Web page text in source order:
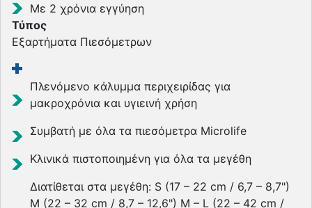
Με 2 χρόνια εγγύηση
Τύπος
Εξαρτήματα Πιεσόμετρων
Πλενόμενο κάλυμμα περιχειρίδας για
μακροχρόνια και υγιεινή χρήση
Συμβατή με όλα τα πιεσόμετρα Microlife
Κλινικά πιστοποιημένη για όλα τα μεγέθη
Διατίθεται στα μεγέθη: S (17 – 22 cm / 6,7 – 8,7")
M (22 – 32 cm / 8,7 – 12,6") M – L (22 – 42 cm /